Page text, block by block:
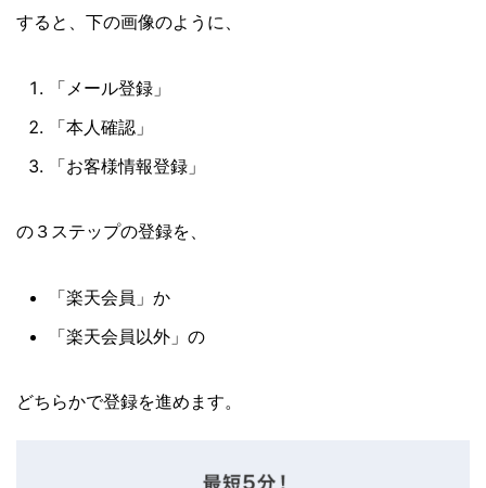
すると、下の画像のように、
「メール登録」
「本人確認」
「お客様情報登録」
の３ステップの登録を、
「楽天会員」か
「楽天会員以外」の
どちらかで登録を進めます。